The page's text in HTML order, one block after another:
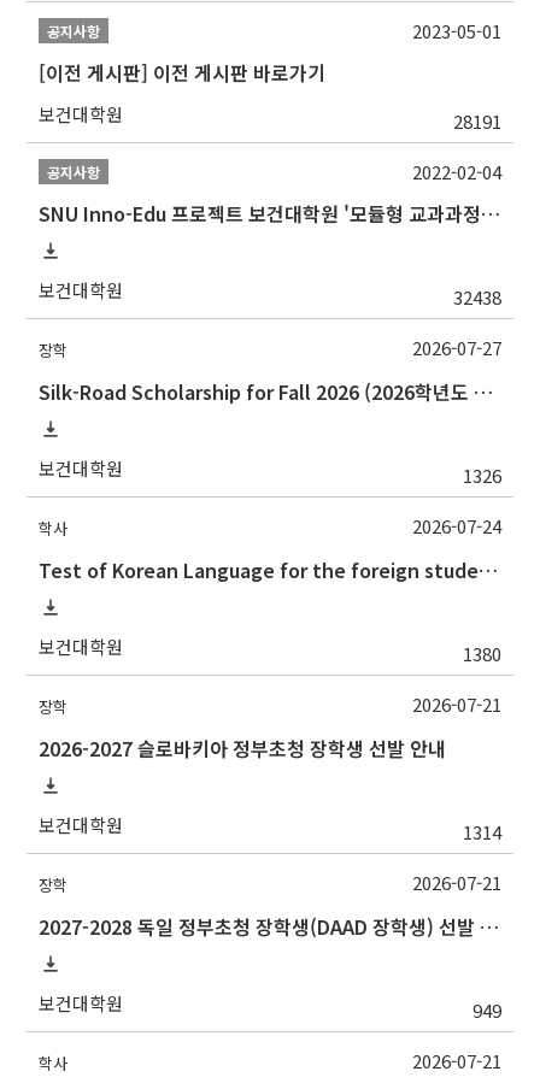
공지사항
[이전 게시판] 이전 게시판 바로가기
보건대학원 28191
2023-05-01
공지사항
SNU Inno-Edu 프로젝트 보건대학원 '모듈형 교과과정' 안내(revised 2022/2/28)
보건대학원 32438
2022-02-04
장학
Silk-Road Scholarship for Fall 2026 (2026학년도 2학기‘실크로드 장학사업' 안내)
보건대학원 1326
2026-07-27
학사
Test of Korean Language for the foreign students(the 2nd semester, 2026) 2026.2학기 외국인학생의 한국어시험 실시 안내(논문제출자격시험)
보건대학원 1380
2026-07-24
장학
2026-2027 슬로바키아 정부초청 장학생 선발 안내
보건대학원 1314
2026-07-21
장학
2027-2028 독일 정부초청 장학생(DAAD 장학생) 선발 안내
보건대학원 949
2026-07-21
학사 2026-07-21